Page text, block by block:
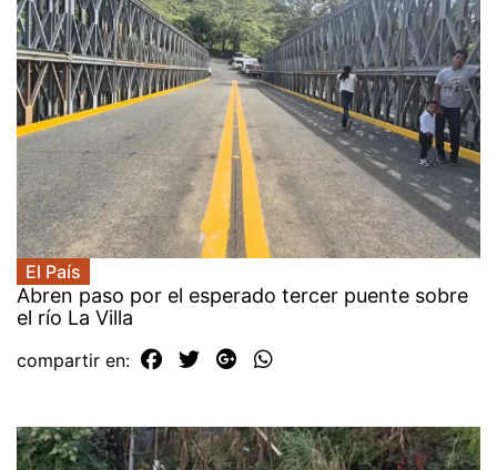
El País
Abren paso por el esperado tercer puente sobre
el río La Villa
compartir en: